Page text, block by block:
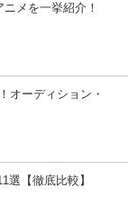
ニメを一挙紹介！
オーディション・
選【徹底比較】